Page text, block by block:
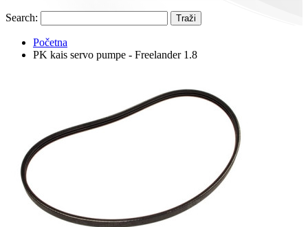
Search: Traži
Početna
PK kais servo pumpe - Freelander 1.8